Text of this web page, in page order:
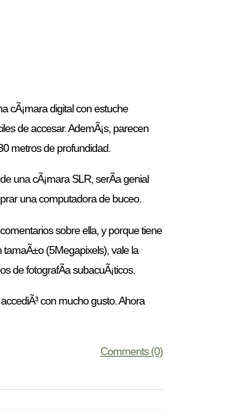
cÃ¡mara digital con estuche
de accesar. AdemÃ¡s, parecen
metros de profundidad.
una cÃ¡mara SLR, serÃ­a genial
una computadora de buceo.
sobre ella, y porque tiene
(5Megapixels), vale la
de fotografÃ­a subacuÃ¡ticos.
con mucho gusto. Ahora
Comments (0)